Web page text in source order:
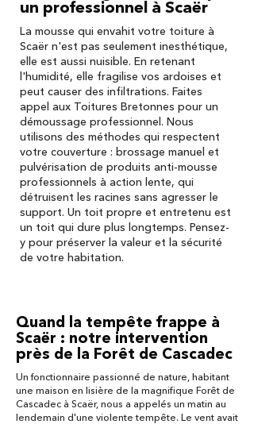
un professionnel à Scaër
La mousse qui envahit votre toiture à
Scaër n'est pas seulement inesthétique,
elle est aussi nuisible. En retenant
l'humidité, elle fragilise vos ardoises et
peut causer des infiltrations. Faites
appel aux Toitures Bretonnes pour un
démoussage professionnel. Nous
utilisons des méthodes qui respectent
votre couverture : brossage manuel et
pulvérisation de produits anti-mousse
professionnels à action lente, qui
détruisent les racines sans agresser le
support. Un toit propre et entretenu est
un toit qui dure plus longtemps. Pensez-
y pour préserver la valeur et la sécurité
de votre habitation.
Quand la tempête frappe à
Scaër : notre intervention
près de la Forêt de Cascadec
Un fonctionnaire passionné de nature, habitant
une maison en lisière de la magnifique Forêt de
Cascadec à Scaër, nous a appelés un matin au
lendemain d'une violente tempête. Le vent avait